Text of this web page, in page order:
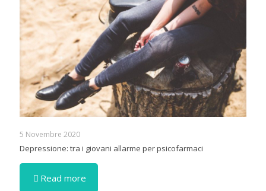
5 Novembre 2020
Depressione: tra i giovani allarme per psicofarmaci
Read more